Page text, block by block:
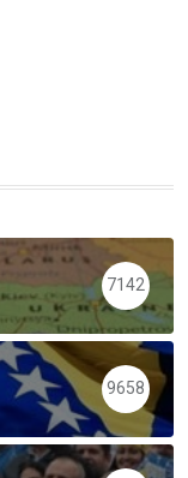
7142
9658